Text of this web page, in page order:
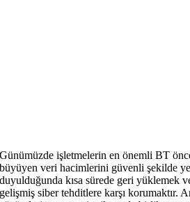
Günümüzde işletmelerin en önemli BT
büyüyen veri hacimlerini güvenli şekilde
duyulduğunda kısa sürede geri yüklemek
gelişmiş siber tehditlere karşı korumaktır.